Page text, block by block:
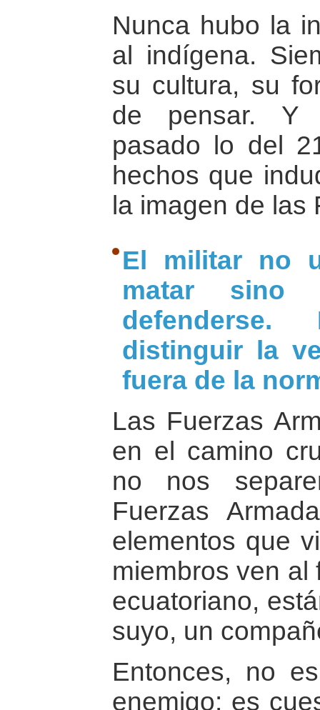
Nunca hubo la
al indígena.
su cultura, su
de pensar. Y
pasado lo del
hechos que
la imagen de las
El militar no
matar sino
distinguir la
fuera de la
Las Fuerzas
en el camino
no nos
Fuerzas
elementos que
miembros ven al
ecuatoriano,
suyo, un
Entonces, no
enemigo: es